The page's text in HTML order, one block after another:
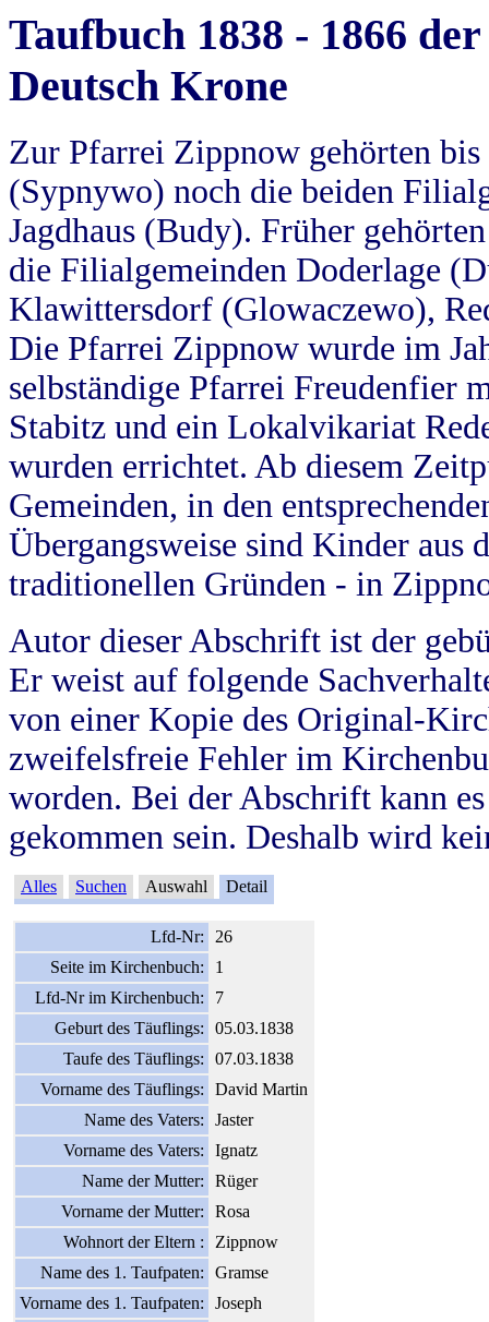
Taufbuch 1838 - 1866
Deutsch Krone
Zur Pfarrei Zippnow gehörten
(Sypnywo) noch die beiden
Jagdhaus (Budy). Früher
die Filialgemeinden Doderlage
Klawittersdorf (Glowaczewo),
Die Pfarrei Zippnow wurde im
selbständige Pfarrei Freudenfier
Stabitz und ein Lokalvikariat
wurden errichtet. Ab diesem
Gemeinden, in den
Übergangsweise sind Kinder aus
traditionellen Gründen - in
Autor dieser Abschrift ist der
Er weist auf folgende
von einer Kopie des Original-
zweifelsfreie Fehler im
worden. Bei der Abschrift kann
gekommen sein. Deshalb wird
Alles Suchen Auswahl Detail
Lfd-Nr:
26
Seite im Kirchenbuch:
1
Lfd-Nr im Kirchenbuch:
7
Geburt des Täuflings:
05.03.1838
Taufe des Täuflings:
07.03.1838
Vorname des Täuflings:
David Martin
Name des Vaters:
Jaster
Vorname des Vaters:
Ignatz
Name der Mutter:
Rüger
Vorname der Mutter:
Rosa
Wohnort der Eltern :
Zippnow
Name des 1. Taufpaten:
Gramse
Vorname des 1. Taufpaten:
Joseph